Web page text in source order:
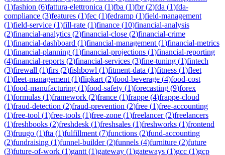
(1)fashion (6)fattura-elettronica (1)fba (1)fbr(2)fda (1)fda-
compliance (3)features (1)fec (1)fedramp (1)field-management
(1)field-service (1)fill-rate (1)finance (10)financial-analysis
(2)financial-analytics (2)financial-close (2)financial-crime
(1)financial-dashboard (1)financial-management (1)financial-metrics
(1)financial-planning (1)financial-projections (1)financial-reporting
(4)financial-reports (2)financial-services (3)fine-tuning (1)fintech
(3)firewall (1)firs (2)fishbowl (1)fitment-data (1)fitness (1)fleet
(1)fleet-management (1)flipkart (2)food-beverage (4)food-cost
(1)food-manufacturing (1)food-safety (1)forecasting (9)forex
(1)formulas (1)framework (2)france (1)frappe (4)frappe-cloud
(1)fraud-detection (2)fraud-prevention (2)free (1)free-accounting
(1)free-tool (1)free-tools (1)free-zone (1)freelancer(2)freelancers
(1)freshbooks (2)freshdesk (1)freshsales (1)freshworks (1)frontend
(3)fruugo (1)fta (1)fulfillment (7)functions (2)fund-accounting
(2)fundraising (1)funnel-builder(2)funnels (4)furniture (2)future
(3)future-of-work (1)gantt (1)gateway (1)gateways (1)gcc (1)gcp